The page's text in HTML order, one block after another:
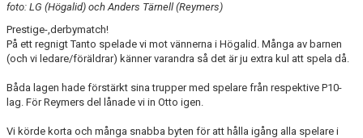
foto: LG (Högalid) och Anders Tärnell (Reymers)
Prestige-,derbymatch!
På ett regnigt Tanto spelade vi mot vännerna i Högalid. Många av barnen
(och vi ledare/föräldrar) känner varandra så det är ju extra kul att spela då.
Båda lagen hade förstärkt sina trupper med spelare från respektive P10-
lag. För Reymers del lånade vi in Otto igen.
Vi körde korta och många snabba byten för att hålla igång alla spelare i